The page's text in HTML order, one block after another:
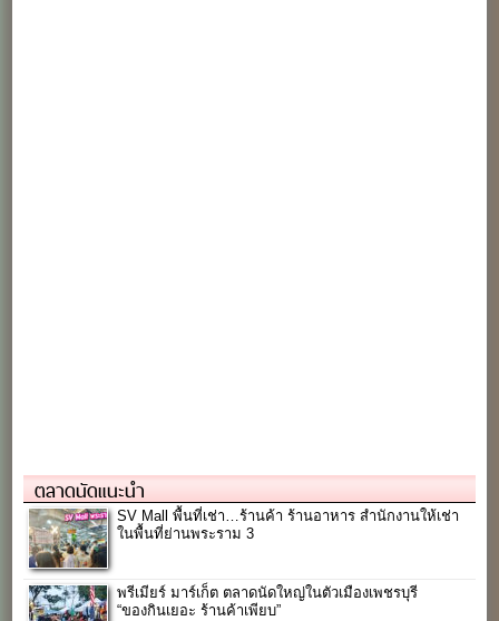
ตลาดนัดแนะนำ
SV Mall พื้นที่เช่า…ร้านค้า ร้านอาหาร สำนักงานให้เช่า
ในพื้นที่ย่านพระราม 3
พรีเมียร์ มาร์เก็ต ตลาดนัดใหญ่ในตัวเมืองเพชรบุรี
“ของกินเยอะ ร้านค้าเพียบ”